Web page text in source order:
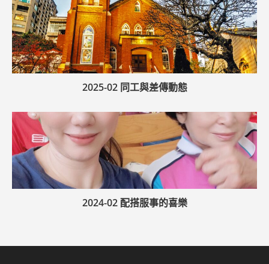
2025-02 同工與差傳動態
2024-02 配搭服事的喜樂